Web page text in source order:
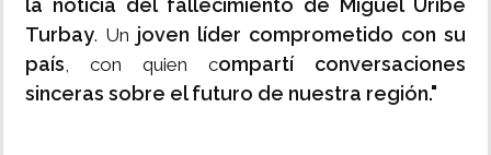
la noticia del fallecimiento de Miguel Uribe
Turbay. Un joven líder comprometido con su
país, con quien compartí conversaciones
sinceras sobre el futuro de nuestra región."